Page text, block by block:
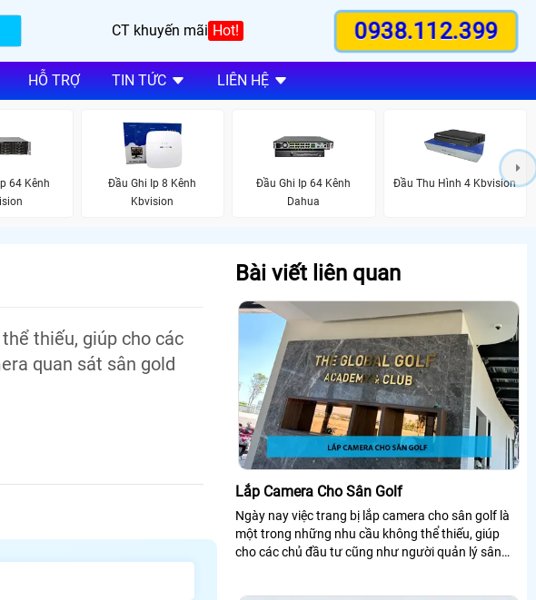
CT khuyến mãi Hot! 0938.112.399
HỖ TRỢ TIN TỨC LIÊN HỆ
64 Kênh
Đầu Ghi Ip 8 Kênh
Kbvision
Đầu Ghi Ip 64 Kênh
Dahua
Đầu Thu Hình 4 Kbvision
thiếu, giúp cho các
quan sát sân gold
Bài viết liên quan
Lắp Camera Cho Sân Golf
Ngày nay việc trang bị lắp camera cho sân golf là
một trong những nhu cầu không thể thiếu, giúp
cho các chủ đầu tư cũng như người quản lý sân